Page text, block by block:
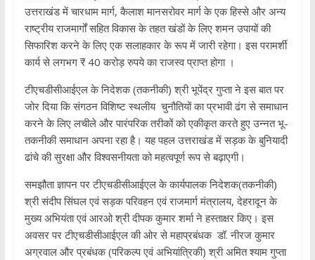
उत्तराखंड में चारधाम मार्ग, कैलाश मानसरोवर मार्ग के एक हिस्से और अन्य
राष्ट्रीय राजमार्गों सहित विकास के तहत खंडों के लिए शमन उपायों की
सिफारिश करने के लिए एक सलाहकार के रूप में जारी रहेगा। इस परामर्शी
कार्य से लगभग ₹ 40 करोड़ रुपये का राजस्व प्राप्त होगा ।
टीएचडीसीआईएल के निदेशक (तकनीकी) श्री भूपेंद्र गुप्ता ने इस बात पर
जोर दिया कि संगठन विशिष्ट स्थलीय चुनौतियों का प्रभावी ढंग से समाधान
करने के लिए लचीले और पारंपरिक तरीकों को एकीकृत करते हुए उन्नत भू-
तकनीकी समाधान अपना रहा है। यह पहल उत्तराखंड में सड़क के बुनियादी
ढांचे की सुरक्षा और विश्वसनीयता को महत्वपूर्ण रूप से बढ़ाएगी।
समझौता ज्ञापन पर टीएचडीसीआईएल के कार्यपालक निदेशक(तकनीकी)
श्री संदीप सिंघल एवं सड़क परिवहन एवं राजमार्ग मंत्रालय, देहरादून के
मुख्य अभियंता एवं आरओ श्री दीपक कुमार शर्मा ने हस्ताक्षर किए। इस
अवसर पर टीएचडीसीआईएल की ओर से महाप्रबंधक डॉ. नीरज कुमार
अग्रवाल और प्रबंधक (परिकल्प एवं अभियांत्रिकी) श्री अमित श्याम गुप्ता